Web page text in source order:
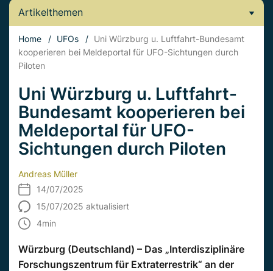
Artikelthemen
Home / UFOs / Uni Würzburg u. Luftfahrt-Bundesamt
kooperieren bei Meldeportal für UFO-Sichtungen durch
Piloten
Uni Würzburg u. Luftfahrt-
Bundesamt kooperieren bei
Meldeportal für UFO-
Sichtungen durch Piloten
Andreas Müller
14/07/2025
15/07/2025 aktualisiert
4min
Würzburg (Deutschland) – Das „Interdisziplinäre
Forschungszentrum für Extraterrestrik“ an der